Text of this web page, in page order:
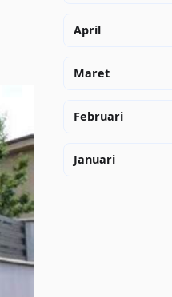
April
Maret
Februari
Januari